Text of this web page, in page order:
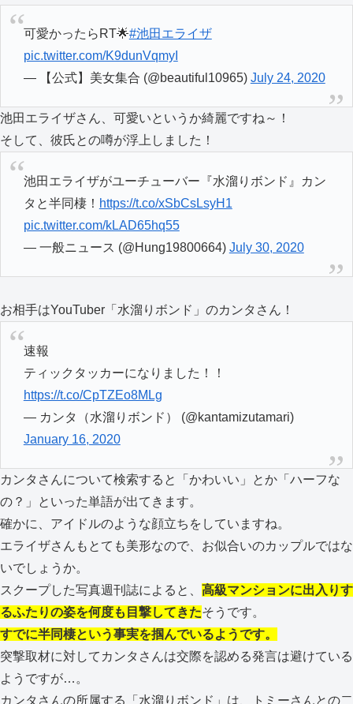
可愛かったらRT🌟#池田エライザ
pic.twitter.com/K9dunVqmyI
— 【公式】美女集合 (@beautiful10965) July 24, 2020
池田エライザさん、可愛いというか綺麗ですね～！
そして、彼氏との噂が浮上しました！
池田エライザがユーチューバー『水溜りボンド』カン
タと半同棲！ https://t.co/xSbCsLsyH1
pic.twitter.com/kLAD65hq55
— 一般ニュース (@Hung19800664) July 30, 2020
お相手はYouTuber「水溜りボンド」のカンタさん！
速報
ティックタッカーになりました！！
https://t.co/CpTZEo8MLg
— カンタ（水溜りボンド） (@kantamizutamari)
January 16, 2020
カンタさんについて検索すると「かわいい」とか「ハーフな
の？」といった単語が出てきます。
確かに、アイドルのような顔立ちをしていますね。
エライザさんもとても美形なので、お似合いのカップルではな
いでしょうか。
スクープした写真週刊誌によると、 高級マンションに出入りす
るふたりの姿を何度も目撃してきたそうです。
すでに半同棲という事実を掴んでいるようです。
突撃取材に対してカンタさんは交際を認める発言は避けている
ようですが…。
カンタさんの所属する「水溜りボンド」は、トミーさんとの二